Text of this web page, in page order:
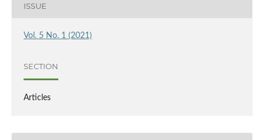
ISSUE
Vol. 5 No. 1 (2021)
SECTION
Articles